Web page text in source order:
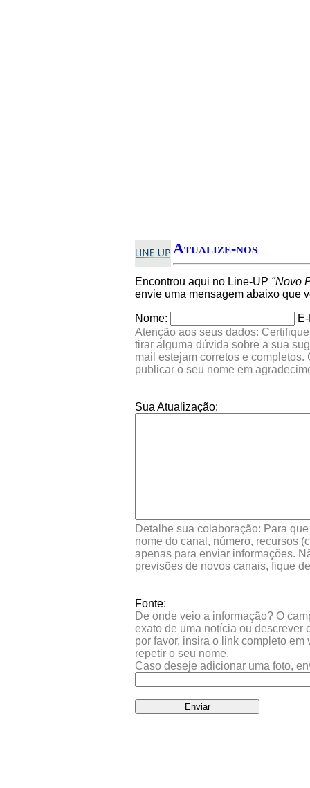
Atualize-nos
Encontrou aqui no Line-UP "Novo
envie uma mensagem abaixo que
Nome:
Atenção aos seus dados:
tirar alguma dúvida sobre a sua
mail estejam corretos e
publicar o seu nome em
Sua Atualização:
Detalhe sua colaboração: Para
nome do canal, número, recursos
apenas para enviar informações.
previsões de novos canais, fique
Fonte:
De onde veio a informação? O
exato de uma notícia ou descrever
por favor, insira o link completo
repetir o seu nome.
Caso deseje adicionar uma foto,